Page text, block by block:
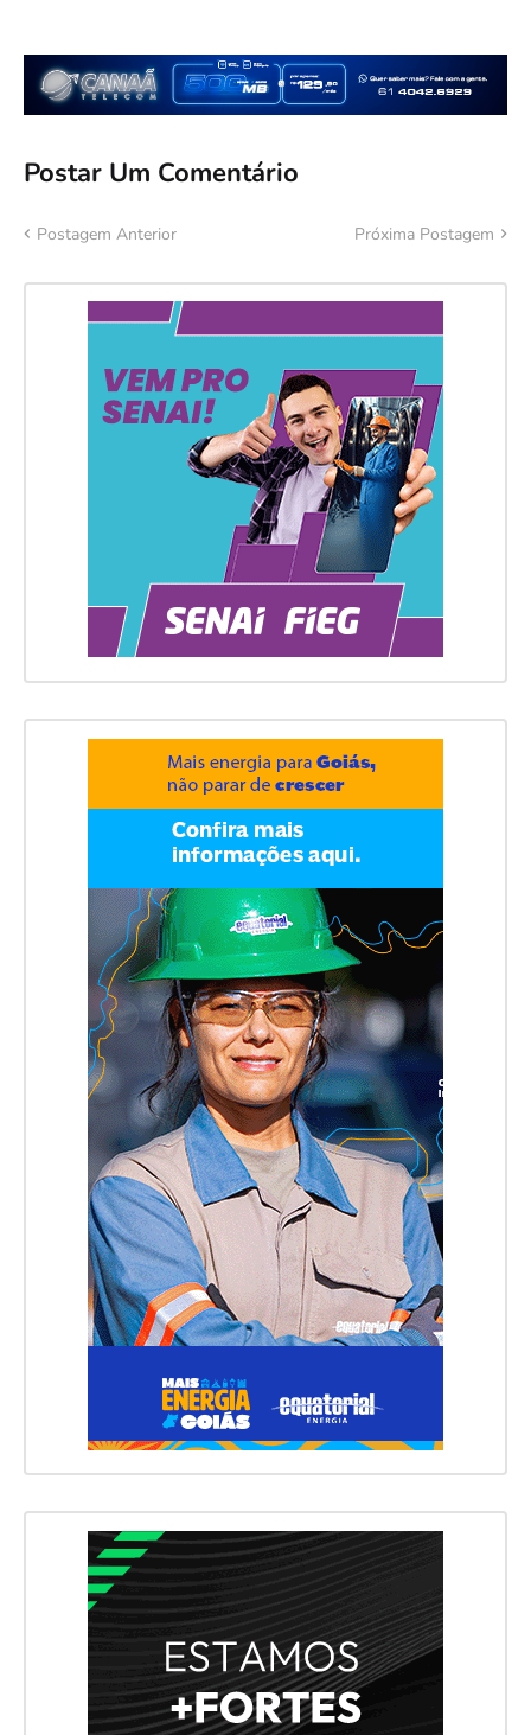
Postar Um Comentário
Postagem Anterior Próxima Postagem